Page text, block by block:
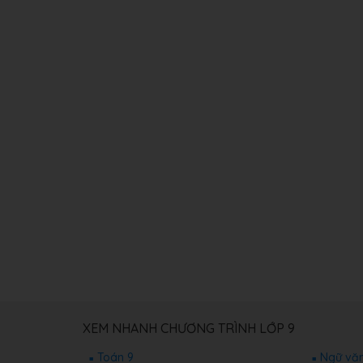
XEM NHANH CHƯƠNG TRÌNH LỚP 9
Toán 9 Ngữ